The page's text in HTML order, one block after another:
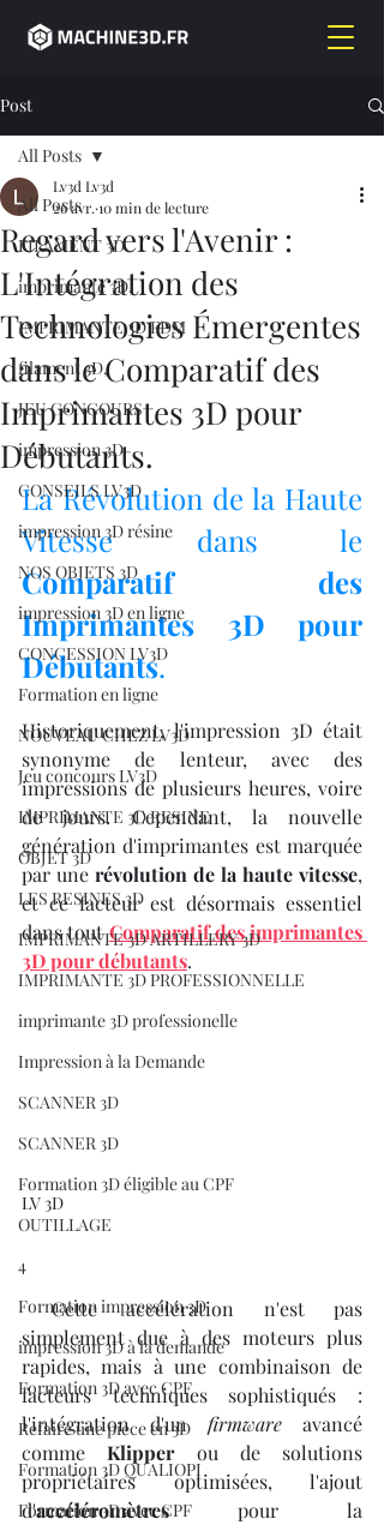
Post
All Posts
FILAMENT 3D
imprimante 3D,
IMPRIMANTE 3D FDM
filament 3D,
JEU CONCOURS
impression 3D
CONSEILS LV3D
impression 3D résine
NOS OBJETS 3D
impression 3D en ligne
CONCESSION LV3D
Formation en ligne
NOUVEAU CHEZ LV3D
Jeu concours LV3D
IMPRIMANTE 3D RESINE
OBJET 3D
LES RESINES 3D
IMPRIMANTE 3D ARTILLERY 3D
IMPRIMANTE 3D PROFESSIONNELLE
imprimante 3D professionelle
Impression à la Demande
SCANNER 3D
SCANNER 3D
Formation 3D éligible au CPF
OUTILLAGE
4
Formation impression 3D
impression 3D à la demande
Formation 3D avec CPF
Refaire une piece en 3D
Formation 3D QUALIOPI
Formation 3D avec CPF
All Posts
Regard vers l'Avenir :
L'Intégration des
Technologies Émergentes
dans le Comparatif des
Imprimantes 3D pour
Débutants.
Lv3d Lv3d
26 avr. 10 min de lecture
La Révolution de la Haute
Comparatif des
Imprimantes 3D pour
Débutants.
Historiquement, l'impression 3D était
synonyme de lenteur, avec des
impressions de plusieurs heures, voire
de jours. Cependant, la nouvelle
génération d'imprimantes est marquée
par une révolution de la haute vitesse,
et ce facteur est désormais essentiel
dans tout Comparatif des imprimantes
3D pour débutants.
LV 3D
Cette accélération n'est pas
simplement due à des moteurs plus
rapides, mais à une combinaison de
facteurs techniques sophistiqués :
l'intégration d'un firmware avancé
comme Klipper ou de solutions
propriétaires optimisées, l'ajout
d'accéléromètres pour la